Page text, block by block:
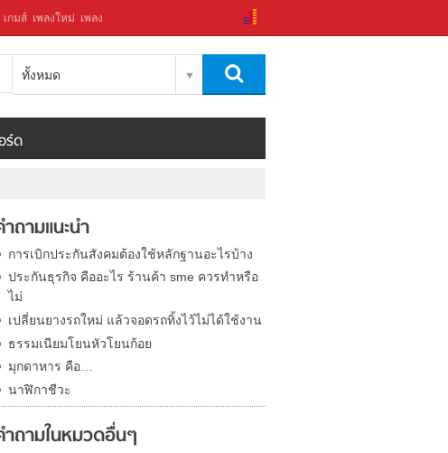
เกมส์ เพลงใหม่ เพลง
ทั้งหมด
ร์ด
ถามแนะนำ
การเบิกประกันสังคมต้องใช้หลักฐานอะไรบ้าง
ประกันธุรกิจ คืออะไร ร้านค้า sme ควรทำหรือ
ไม่
เปลี่ยนยางรถใหม่ แล้วจอดรถทิ้งไว้ไม่ได้ใช้งาน
ธรรมเนียมโยนหัวโยนก้อย
มุกดาหาร คือ…
นาฬิกาชีวะ
ถามในหมวดอื่นๆ